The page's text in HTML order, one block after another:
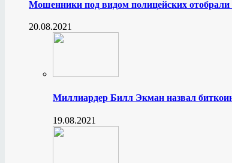
Мошенники под видом полицейских отобрали
20.08.2021
Миллиардер Билл Экман назвал
19.08.2021